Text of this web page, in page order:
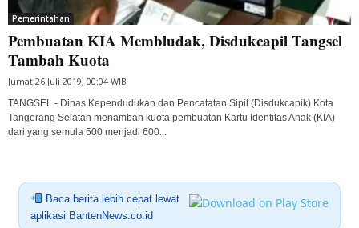
Pemerintahan
Pembuatan KIA Membludak, Disdukcapil Tangsel
Tambah Kuota
Jumat 26 Juli 2019, 00:04 WIB
TANGSEL - Dinas Kependudukan dan Pencatatan Sipil (Disdukcapik) Kota
Tangerang Selatan menambah kuota pembuatan Kartu Identitas Anak (KIA)
dari yang semula 500 menjadi 600...
Baca berita lebih cepat lewat
aplikasi BantenNews.co.id